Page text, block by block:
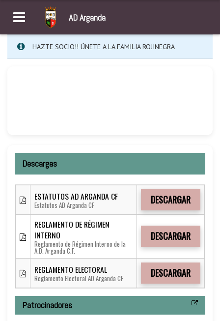
AD Arganda
HAZTE SOCIO!! ÚNETE A LA FAMILIA ROJINEGRA
Descargas
ESTATUTOS AD ARGANDA CF
Estatutos AD Arganda CF DESCARGAR
REGLAMENTO DE RÉGIMEN
INTERNO
Reglamento de Régimen Interno de la
A.D. Arganda C.F.
DESCARGAR
REGLAMENTO ELECTORAL
Reglamento Electoral AD Arganda CF DESCARGAR